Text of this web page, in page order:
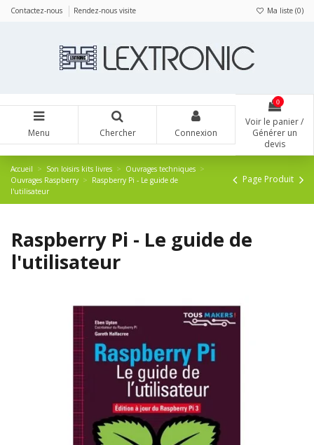
Contactez-nous Rendez-nous visite Ma liste (0)
Menu Chercher Connexion
0
Voir le panier /
Générer un
devis
Accueil Son loisirs kits livres
Ouvrages techniques
Ouvrages Raspberry
Raspberry Pi - Le guide de
l'utilisateur
Page Produit
Raspberry Pi - Le guide de
l'utilisateur
Panneau de gestion des cookies